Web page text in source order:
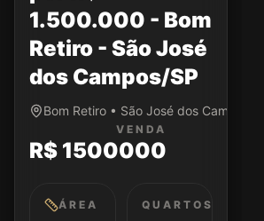
1.500.000 - Bom
Retiro - São José
dos Campos/SP
Bom Retiro • São José dos Campos/SP
VENDA
R$ 1500000
ÁREA QUARTOS